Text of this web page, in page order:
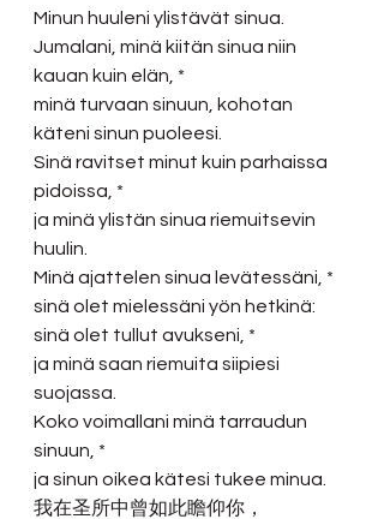
Minun huuleni ylistävät sinua.
Jumalani, minä kiitän sinua niin
kauan kuin elän, *
minä turvaan sinuun, kohotan
käteni sinun puoleesi.
Sinä ravitset minut kuin parhaissa
pidoissa, *
ja minä ylistän sinua riemuitsevin
huulin.
Minä ajattelen sinua levätessäni, *
sinä olet mielessäni yön hetkinä:
sinä olet tullut avukseni, *
ja minä saan riemuita siipiesi
suojassa.
Koko voimallani minä tarraudun
sinuun, *
ja sinun oikea kätesi tukee minua.
我在圣所中曾如此瞻仰你，